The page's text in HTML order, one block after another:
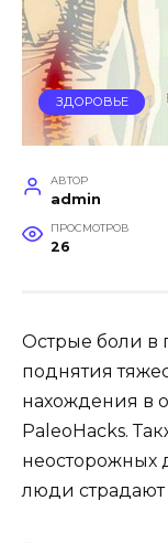
ЗДОРОВЬЕ
АВТОР
admin
ПРОСМОТРОВ
26
Острые боли в
поднятия
нахождения в
PaleoHacks.
неосторожных
люди страдают